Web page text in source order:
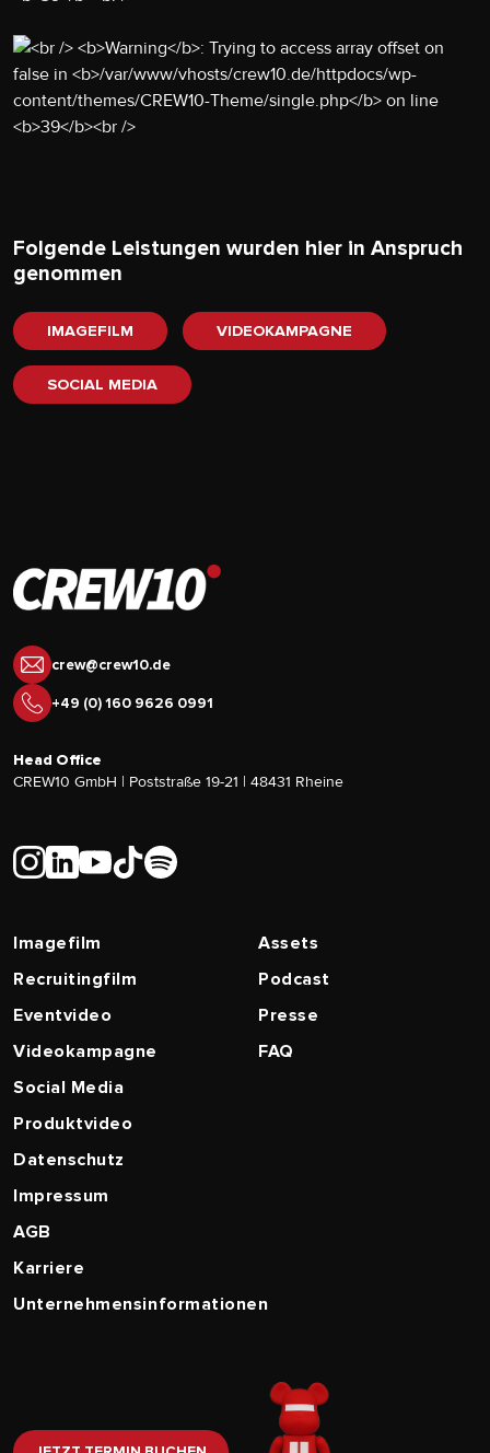
Folgende Leistungen wurden hier in Anspruch
genommen
IMAGEFILM VIDEOKAMPAGNE
SOCIAL MEDIA
crew@crew10.de
+49 (0) 160 9626 0991
Head Office
CREW10 GmbH | Poststraße 19-21 | 48431 Rheine
Imagefilm
Recruitingfilm
Eventvideo
Videokampagne
Social Media
Produktvideo
Assets
Podcast
Presse
FAQ
Datenschutz
Impressum
AGB
Karriere
Unternehmensinformationen